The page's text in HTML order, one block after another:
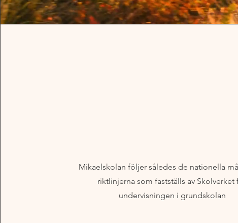
Mikaelskolan följer således de nationella
riktlinjerna som fastställs av Skolverket
undervisningen i grundskolan